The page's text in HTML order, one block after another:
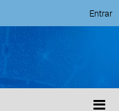
Entrar